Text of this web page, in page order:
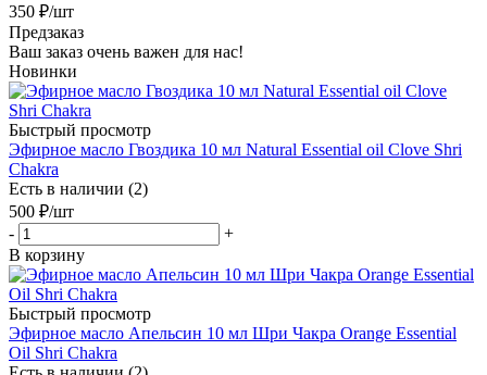
350 ₽/шт
Предзаказ
Ваш заказ очень важен для нас!
Новинки
Быстрый просмотр
Эфирное масло Гвоздика 10 мл Natural Essential oil Clove Shri
Chakra
Есть в наличии (2)
500 ₽/шт
-
+
В корзину
Быстрый просмотр
Эфирное масло Апельсин 10 мл Шри Чакра Orange Essential
Oil Shri Chakra